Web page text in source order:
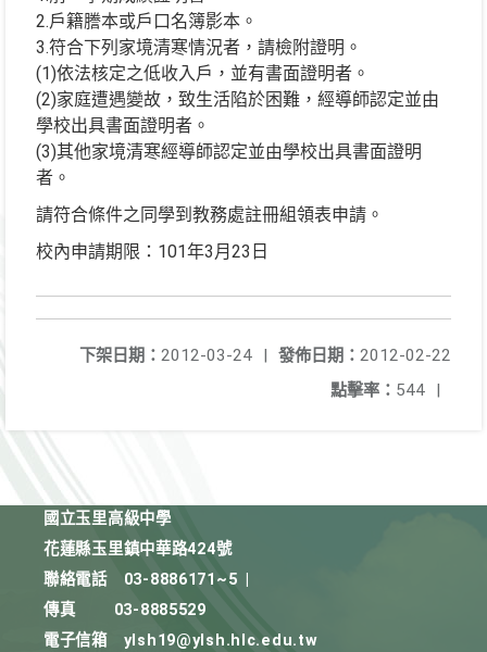
2.戶籍謄本或戶口名簿影本。
3.符合下列家境清寒情況者，請檢附證明。
(1)依法核定之低收入戶，並有書面證明者。
(2)家庭遭遇變故，致生活陷於困難，經導師認定並由
學校出具書面證明者。
(3)其他家境清寒經導師認定並由學校出具書面證明
者。
請符合條件之同學到教務處註冊組領表申請。
校內申請期限：101年3月23日
發佈日期： 2012-02-22
下架日期： 2012-03-24
|
點擊率： 544 |
國立玉里高級中學
花蓮縣玉里鎮中華路424號
聯絡電話
03-8886171~5
傳真
03-8885529
電子信箱
ylsh19@ylsh.hlc.edu.tw